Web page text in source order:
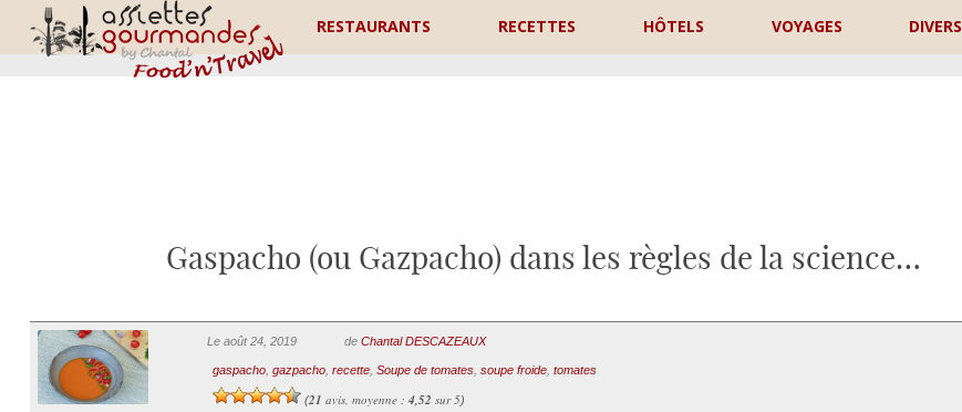
RESTAURANTS RECETTES HÔTELS VOYAGES DIVERS
Gaspacho (ou Gazpacho) dans les règles de la science…
Le août 24, 2019 de Chantal DESCAZEAUX
gaspacho, gazpacho, recette, Soupe de tomates, soupe froide, tomates
(21 avis, moyenne : 4,52 sur 5)